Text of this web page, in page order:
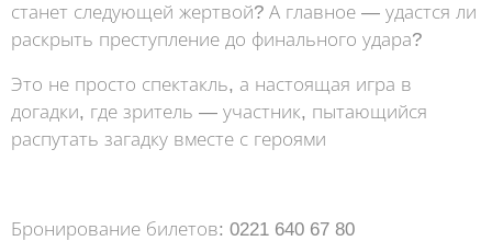
станет следующей жертвой? А главное — удастся ли
раскрыть преступление до финального удара?
Это не просто спектакль, а настоящая игра в
догадки, где зритель — участник, пытающийся
распутать загадку вместе с героями 💥
Бронирование билетов: 0221 640 67 80